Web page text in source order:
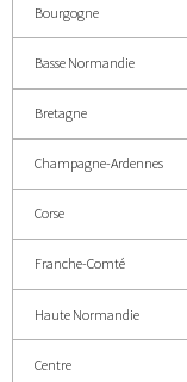
Bourgogne
Basse Normandie
Bretagne
Champagne-Ardennes
Corse
Franche-Comté
Haute Normandie
Centre